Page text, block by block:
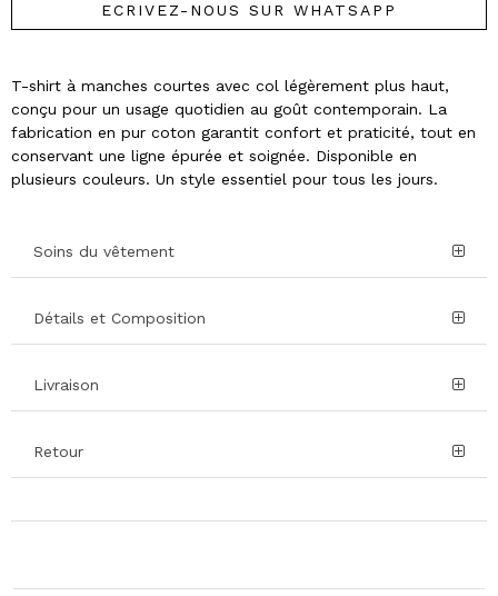
ECRIVEZ-NOUS SUR WHATSAPP
T-shirt à manches courtes avec col légèrement plus haut,
conçu pour un usage quotidien au goût contemporain. La
fabrication en pur coton garantit confort et praticité, tout en
conservant une ligne épurée et soignée. Disponible en
plusieurs couleurs. Un style essentiel pour tous les jours.
Soins du vêtement
Détails et Composition
Livraison
Retour